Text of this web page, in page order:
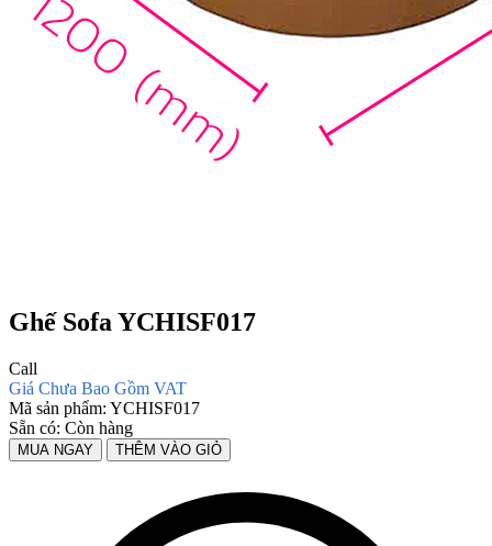
Ghế Sofa YCHISF017
Call
Giá Chưa Bao Gồm VAT
Mã sản phẩm: YCHISF017
Sẵn có: Còn hàng
MUA NGAY THÊM VÀO GIỎ